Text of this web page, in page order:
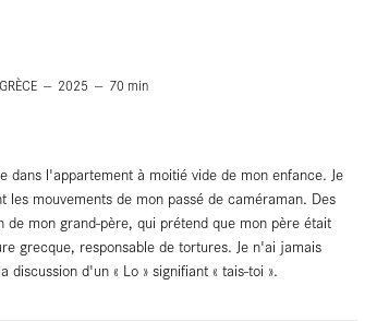
2025 70 min
l'appartement à moitié vide de mon enfance. Je
mouvements de mon passé de caméraman. Des
mon grand-père, qui prétend que mon père était
grecque, responsable de tortures. Je n'ai jamais
d'un « Lo » signifiant « tais-toi ».